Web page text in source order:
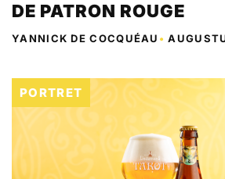
DE PATRON ROUGE
YANNICK DE COCQUÉAU •
PORTRET